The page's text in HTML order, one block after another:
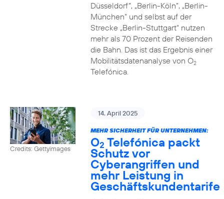
Düsseldorf”, „Berlin-Köln”, „Berlin-
München” und selbst auf der
Strecke „Berlin-Stuttgart“ nutzen
mehr als 70 Prozent der Reisenden
die Bahn. Das ist das Ergebnis einer
Mobilitätsdatenanalyse von O2
Telefónica.
Credits: Gettyimages
14. April 2025
MEHR SICHERHEIT FÜR UNTERNEHMEN:
O2 Telefónica packt
Schutz vor
Cyberangriffen und
mehr Leistung in
Geschäftskundentarife